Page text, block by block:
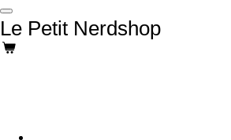
Ga
direct
naar
de
Le Petit Nerdshop